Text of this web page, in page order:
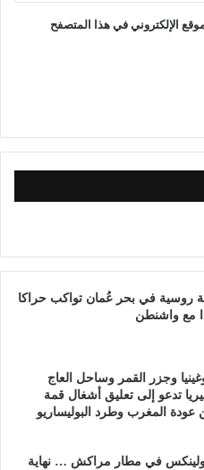
الإلكتروني في هذا المتصفح
روسية في بحر عُمان تواكب حراكا
مع واشنطن
وجزر القمر وساحل العاج
تدعو إلى تعليق أشغال قمة
المغرب وطرد البوليساريو
في مطار مراكش … نهاية